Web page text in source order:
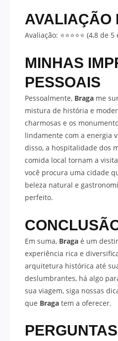
AVALIAÇÃO
Avaliação: ⭐⭐⭐⭐⭐ (4,8 de
MINHAS
PESSOAIS
Pessoalmente, Braga me
mistura de história e
charmosas e os
lindamente com a energia
disso, a hospitalidade dos
comida local tornam a
você procura uma cidade
beleza natural e
perfeito.
Em suma, Braga é um
experiência rica e
arquitetura histórica até
deslumbrantes, há algo
sua viagem, siga nossas
que Braga tem a oferecer.
PERGUNTAS